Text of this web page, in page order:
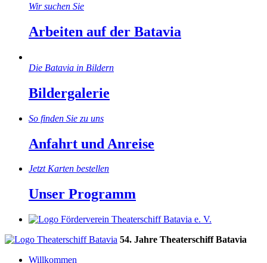
Wir suchen Sie
Arbeiten auf der Batavia
Die Batavia in Bildern
Bildergalerie
So finden Sie zu uns
Anfahrt und Anreise
Jetzt Karten bestellen
Unser Programm
54. Jahre Theaterschiff Batavia
Willkommen